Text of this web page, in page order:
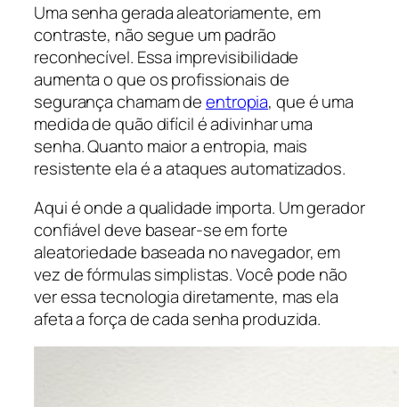
Uma senha gerada aleatoriamente, em
contraste, não segue um padrão
reconhecível. Essa imprevisibilidade
aumenta o que os profissionais de
segurança chamam deentropia, que é uma
medida de quão difícil é adivinhar uma
senha. Quanto maior a entropia, mais
resistente ela é a ataques automatizados.
Aqui é onde a qualidade importa. Um gerador
confiável deve basear-se em forte
aleatoriedade baseada no navegador, em
vez de fórmulas simplistas. Você pode não
ver essa tecnologia diretamente, mas ela
afeta a força de cada senha produzida.